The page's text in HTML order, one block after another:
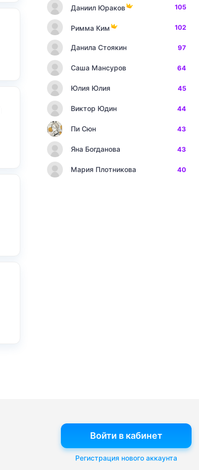
Даниил Юраков 105
Римма Ким 102
Данила Стоякин 97
Саша Мансуров 64
Юлия Юлия 45
Виктор Юдин 44
Пи Сюн 43
Яна Богданова 43
Мария Плотникова 40
Войти в кабинет
Регистрация нового аккаунта